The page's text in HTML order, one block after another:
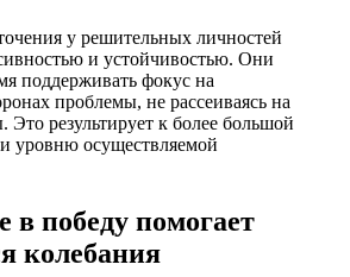
у решительных личностей
и устойчивостью. Они
поддерживать фокус на
проблемы, не рассеиваясь на
результирует к более большой
и уровню осуществляемой
в победу помогает
колебания